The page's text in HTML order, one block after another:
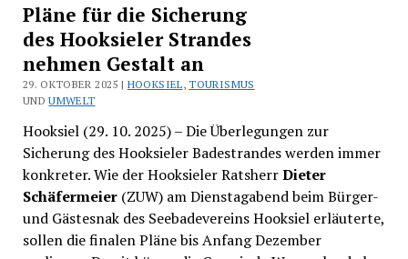
Pläne für die Sicherung
des Hooksieler Strandes
nehmen Gestalt an
29. OKTOBER 2025 | HOOKSIEL,TOURISMUS
UNDUMWELT
Hooksiel (29. 10. 2025) – Die Überlegungen zur
Sicherung des Hooksieler Badestrandes werden immer
konkreter. Wie der Hooksieler RatsherrDieter
Schäfermeier(ZUW) am Dienstagabend beim Bürger-
und Gästesnak des Seebadevereins Hooksiel erläuterte,
sollen die finalen Pläne bis Anfang Dezember